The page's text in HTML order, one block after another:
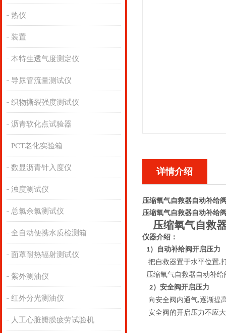
热仪
装置
本特生透气度测定仪
导尿管流量测试仪
织物撕裂强度测试仪
沥青软化点试验器
PCT老化实验箱
数显沥青针入度仪
浊度测试仪
总氯余氯测试仪
全自动便携水质检测箱
面罩耐热辐射测试仪
紫外测油仪
红外分光测油仪
人工心脏瓣膜疲劳试验机
详情介绍
压缩氧气自救器自动补给
压缩氧气自救器自动补给
压缩氧气自救
仪器介绍：
1）自动补给阀开启压力
把自救器置于水平位置,
压缩氧气自救器自动补
2）安全阀开启压力
向安全阀内通气,逐渐提
安全阀的开启压力不应